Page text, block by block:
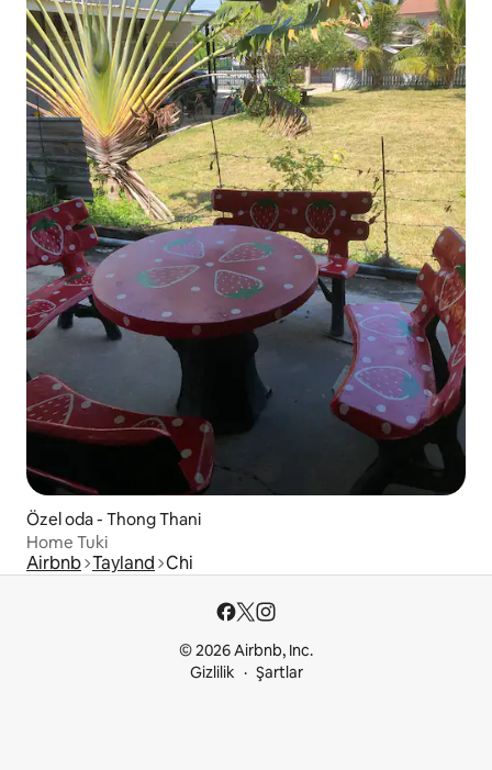
Özel oda - Thong Thani
Home Tuki
Airbnb Tayland Chi
© 2026 Airbnb, Inc.
Gizlilik
Şartlar